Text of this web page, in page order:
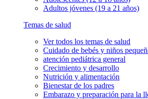
Adultos jóvenes (19 a 21 años)
Temas de salud
Ver todos los temas de salud
Cuidado de bebés y niños
atención pediátrica general
Crecimiento y desarrollo
Nutrición y alimentación
Bienestar de los padres
Embarazo y preparación para la